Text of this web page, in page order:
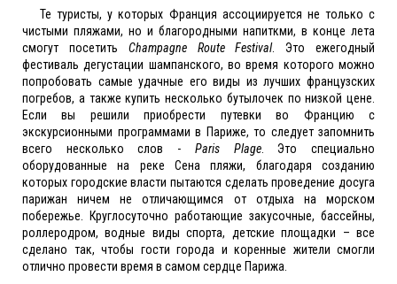
Те туристы, у которых Франция ассоциируется не только с
чистыми пляжами, но и благородными напиткми, в конце лета
смогут посетить Champagne Route Festival. Это ежегодный
фестиваль дегустации шампанского, во время которого можно
попробовать самые удачные его виды из лучших французских
погребов, а также купить несколько бутылочек по низкой цене.
Если вы решили приобрести путевки во Францию с
экскурсионными программами в Париже, то следует запомнить
всего несколько слов - Paris Plage. Это специально
оборудованные на реке Сена пляжи, благодаря созданию
которых городские власти пытаются сделать проведение досуга
парижан ничем не отличающимся от отдыха на морском
побережье. Круглосуточно работающие закусочные, бассейны,
роллеродром, водные виды спорта, детские площадки – все
сделано так, чтобы гости города и коренные жители смогли
отлично провести время в самом сердце Парижа.